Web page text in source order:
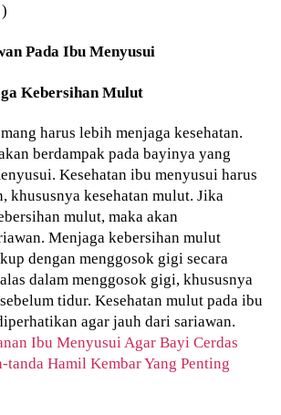
)
Pada Ibu Menyusui
Kebersihan Mulut
harus lebih menjaga kesehatan.
berdampak pada bayinya yang
Kesehatan ibu menyusui harus
khususnya kesehatan mulut. Jika
mulut, maka akan
Menjaga kebersihan mulut
dengan menggosok gigi secara
dalam menggosok gigi, khususnya
tidur. Kesehatan mulut pada ibu
agar jauh dari sariawan.
Ibu Menyusui Agar Bayi Cerdas
tanda Hamil Kembar Yang Penting